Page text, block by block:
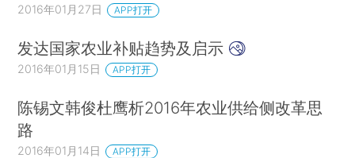
2016年01月27日 APP打开
发达国家农业补贴趋势及启示
2016年01月15日 APP打开
陈锡文韩俊杜鹰析2016年农业供给侧改革思
路
2016年01月14日 APP打开